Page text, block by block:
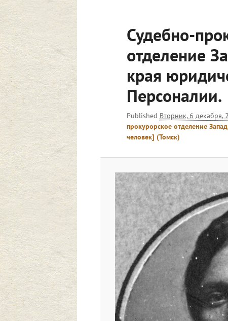
Судебно-
отделение
края
Персоналии.
Published Вторник, 6 декабря,
прокурорское отделение
человек] (Томск)